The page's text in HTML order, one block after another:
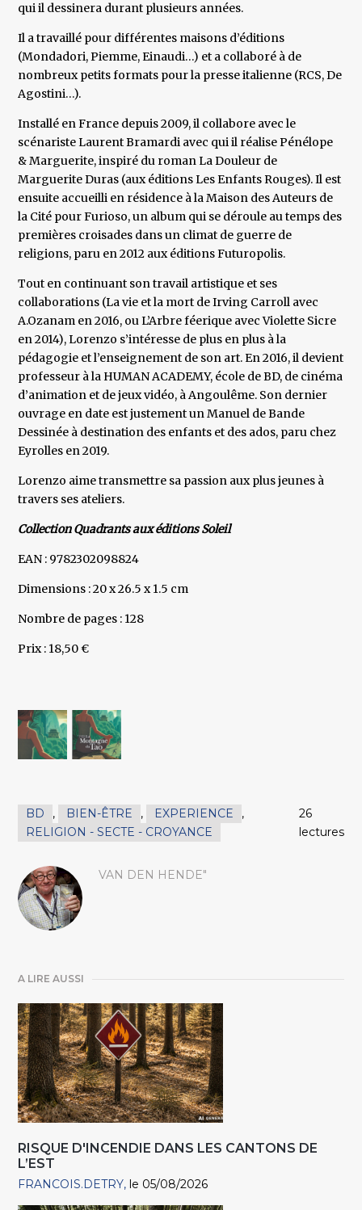
qui il dessinera durant plusieurs années.
Il a travaillé pour différentes maisons d’éditions
(Mondadori, Piemme, Einaudi…) et a collaboré à de
nombreux petits formats pour la presse italienne (RCS, De
Agostini…).
Installé en France depuis 2009, il collabore avec le
scénariste Laurent Bramardi avec qui il réalise Pénélope
& Marguerite, inspiré du roman La Douleur de
Marguerite Duras (aux éditions Les Enfants Rouges). Il est
ensuite accueilli en résidence à la Maison des Auteurs de
la Cité pour Furioso, un album qui se déroule au temps des
premières croisades dans un climat de guerre de
religions, paru en 2012 aux éditions Futuropolis.
Tout en continuant son travail artistique et ses
collaborations (La vie et la mort de Irving Carroll avec
A.Ozanam en 2016, ou L’Arbre féerique avec Violette Sicre
en 2014), Lorenzo s’intéresse de plus en plus à la
pédagogie et l’enseignement de son art. En 2016, il devient
professeur à la HUMAN ACADEMY, école de BD, de cinéma
d’animation et de jeux vidéo, à Angoulême. Son dernier
ouvrage en date est justement un Manuel de Bande
Dessinée à destination des enfants et des ados, paru chez
Eyrolles en 2019.
Lorenzo aime transmettre sa passion aux plus jeunes à
travers ses ateliers.
Collection Quadrants aux éditions Soleil
EAN : 9782302098824
Dimensions : 20 x 26.5 x 1.5 cm
Nombre de pages : 128
Prix : 18,50 €
BD , BIEN-ÊTRE , EXPERIENCE
,
RELIGION - SECTE - CROYANCE
26
lectures
VAN DEN HENDE"
A LIRE AUSSI
RISQUE D'INCENDIE DANS LES CANTONS DE
L’EST
FRANCOIS.DETRY le 05/08/2026